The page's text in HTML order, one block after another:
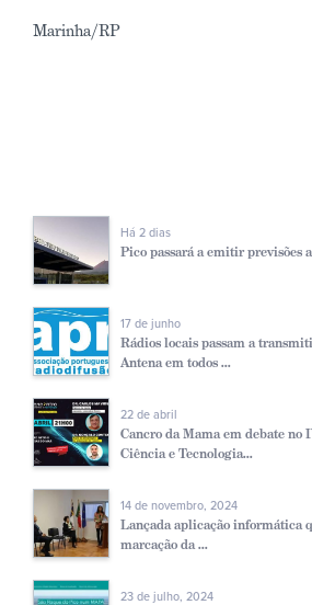
Marinha/RP
Há 2 dias
Pico passará a emitir previsões
17 de junho
Rádios locais passam a
Antena em todos ...
22 de abril
Cancro da Mama em debate no
Ciência e Tecnologia...
14 de novembro, 2024
Lançada aplicação informática
marcação da ...
23 de julho, 2024